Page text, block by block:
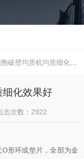
破壁均质机均质细化效果好
细化效果好
击次数：2922
形环或垫片，全部为金